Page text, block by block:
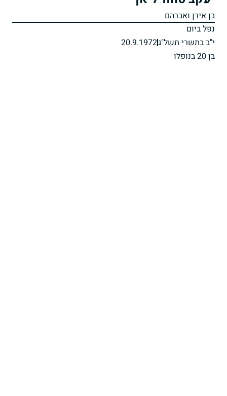
בן אירן ואברהם
נפל ביום
י"ב בתשרי תשל"ג20.9.1972
בן 20 בנופלו